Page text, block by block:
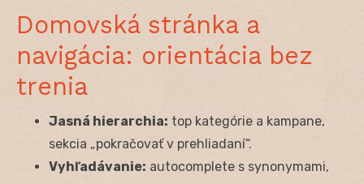
Domovská stránka a
navigácia: orientácia bez
trenia
Jasná hierarchia: top kategórie a kampane,
sekcia „pokračovať v prehliadaní“.
Vyhľadávanie: autocomplete s synonymami,